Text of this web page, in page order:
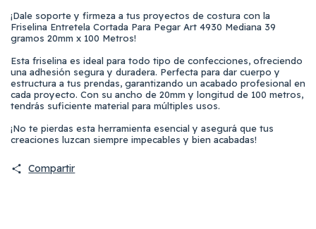
¡Dale soporte y firmeza a tus proyectos de costura con la
Friselina Entretela Cortada Para Pegar Art 4930 Mediana 39
gramos 20mm x 100 Metros!
Esta friselina es ideal para todo tipo de confecciones, ofreciendo
una adhesión segura y duradera. Perfecta para dar cuerpo y
estructura a tus prendas, garantizando un acabado profesional en
cada proyecto. Con su ancho de 20mm y longitud de 100 metros,
tendrás suficiente material para múltiples usos.
¡No te pierdas esta herramienta esencial y asegurá que tus
creaciones luzcan siempre impecables y bien acabadas!
Compartir